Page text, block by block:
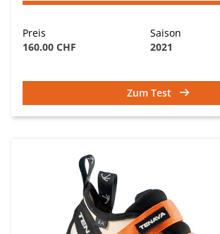
Preis
160.00 CHF
Saison
2021
Zum Test